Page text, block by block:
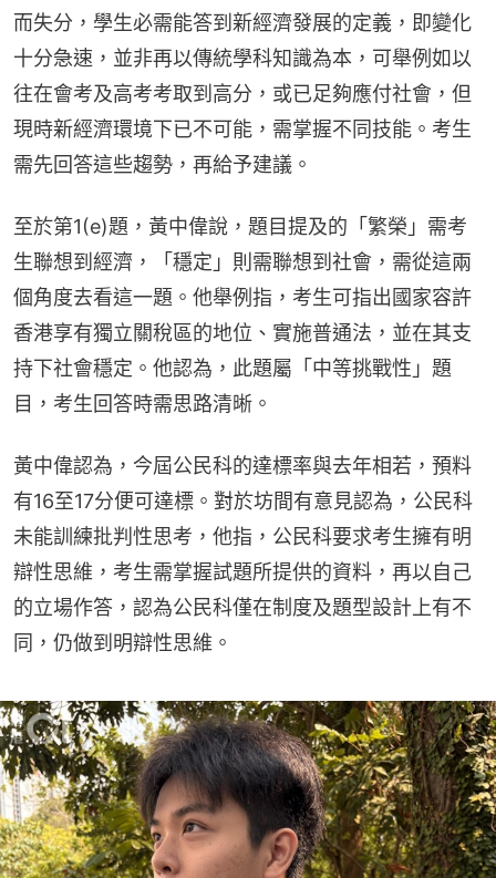
而失分，學生必需能答到新經濟發展的定義，即變化
十分急速，並非再以傳統學科知識為本，可舉例如以
往在會考及高考考取到高分，或已足夠應付社會，但
現時新經濟環境下已不可能，需掌握不同技能。考生
需先回答這些趨勢，再給予建議。
至於第1(e)題，黃中偉說，題目提及的「繁榮」需考
生聯想到經濟，「穩定」則需聯想到社會，需從這兩
個角度去看這一題。他舉例指，考生可指出國家容許
香港享有獨立關稅區的地位、實施普通法，並在其支
持下社會穩定。他認為，此題屬「中等挑戰性」題
目，考生回答時需思路清晰。
黃中偉認為，今屆公民科的達標率與去年相若，預料
有16至17分便可達標。對於坊間有意見認為，公民科
未能訓練批判性思考，他指，公民科要求考生擁有明
辯性思維，考生需掌握試題所提供的資料，再以自己
的立場作答，認為公民科僅在制度及題型設計上有不
同，仍做到明辯性思維。